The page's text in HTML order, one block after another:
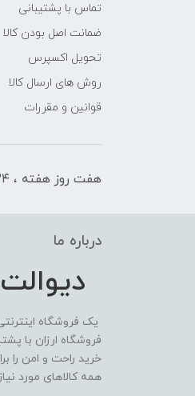
تماس با پشتیبانی
ضمانت اصل بودن کالا
تحویل اکسپرس
روش های ارسال کالا
قوانین و مقررات
هفت روز هفته ، ۲۴ ساعت شبانه‌روز پاسخگوی شما هستیم
درباره ما
دیوالت
یک فروشگاه
خرید راحت و امن را
همه کالاهای مورد